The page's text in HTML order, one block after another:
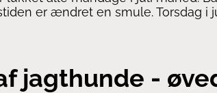
er ændret en smule. Torsdag i
jagthunde -